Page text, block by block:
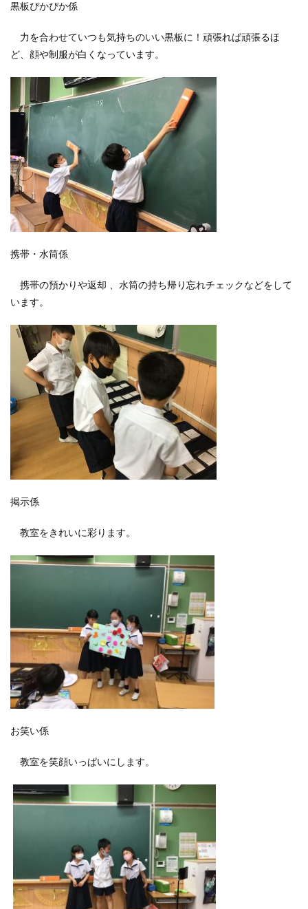
黒板ぴかぴか係
力を合わせていつも気持ちのいい黒板に！頑張れば頑張るほ
ど、顔や制服が白くなっています。
携帯・水筒係
携帯の預かりや返却 、水筒の持ち帰り忘れチェックなどをして
います。
掲示係
教室をきれいに彩ります。
お笑い係
教室を笑顔いっぱいにします。